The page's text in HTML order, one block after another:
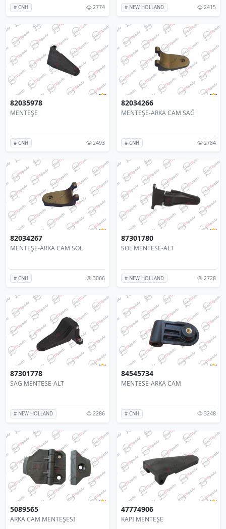
# CNH 2774 # NEW HOLLAND 2415
82035978
MENTEŞE
# CNH 2493
82034266
MENTEŞE-ARKA CAM SAĞ
# CNH 2784
82034267
MENTEŞE-ARKA CAM SOL
# CNH 3066
87301780
SOL MENTESE-ALT
# NEW HOLLAND 2728
87301778
SAG MENTESE-ALT
# NEW HOLLAND 2286
84545734
MENTESE-ARKA CAM
# CNH 3248
5089565
ARKA CAM MENTEŞESİ
47774906
KAPI MENTEŞE